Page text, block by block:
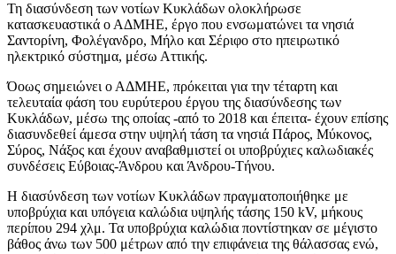
Τη διασύνδεση των νοτίων Κυκλάδων ολοκλήρωσε
κατασκευαστικά ο ΑΔΜΗΕ, έργο που ενσωματώνει τα νησιά
Σαντορίνη, Φολέγανδρο, Μήλο και Σέριφο στο ηπειρωτικό
ηλεκτρικό σύστημα, μέσω Αττικής.
Όοως σημειώνει ο ΑΔΜΗΕ, πρόκειται για την τέταρτη και
τελευταία φάση του ευρύτερου έργου της διασύνδεσης των
Κυκλάδων, μέσω της οποίας -από το 2018 και έπειτα- έχουν επίσης
διασυνδεθεί άμεσα στην υψηλή τάση τα νησιά Πάρος, Μύκονος,
Σύρος, Νάξος και έχουν αναβαθμιστεί οι υποβρύχιες καλωδιακές
συνδέσεις Εύβοιας-Άνδρου και Άνδρου-Τήνου.
Η διασύνδεση των νοτίων Κυκλάδων πραγματοποιήθηκε με
υποβρύχια και υπόγεια καλώδια υψηλής τάσης 150 kV, μήκους
περίπου 294 χλμ. Τα υποβρύχια καλώδια ποντίστηκαν σε μέγιστο
βάθος άνω των 500 μέτρων από την επιφάνεια της θάλασσας ενώ,